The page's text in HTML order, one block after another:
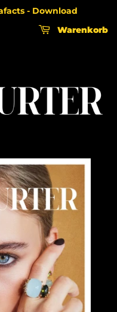
- Download
Warenkorb